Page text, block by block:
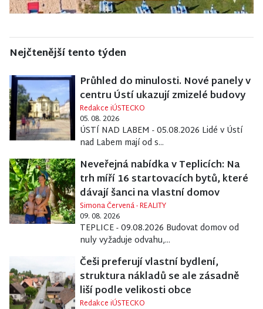
Nejčtenější tento týden
Průhled do minulosti. Nové panely v
centru Ústí ukazují zmizelé budovy
Redakce iÚSTECKO
05. 08. 2026
ÚSTÍ NAD LABEM - 05.08.2026 Lidé v Ústí
nad Labem mají od s...
Neveřejná nabídka v Teplicích: Na
trh míří 16 startovacích bytů, které
dávají šanci na vlastní domov
Simona Červená - REALITY
09. 08. 2026
TEPLICE - 09.08.2026 Budovat domov od
nuly vyžaduje odvahu,...
Češi preferují vlastní bydlení,
struktura nákladů se ale zásadně
liší podle velikosti obce
Redakce iÚSTECKO